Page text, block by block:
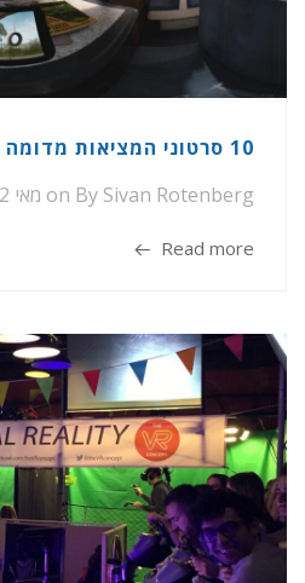
10 סרטוני המציאות מדומה הכי נצפים ב 2017!
By Sivan Rotenberg
on מאי 22, 2017
Read more